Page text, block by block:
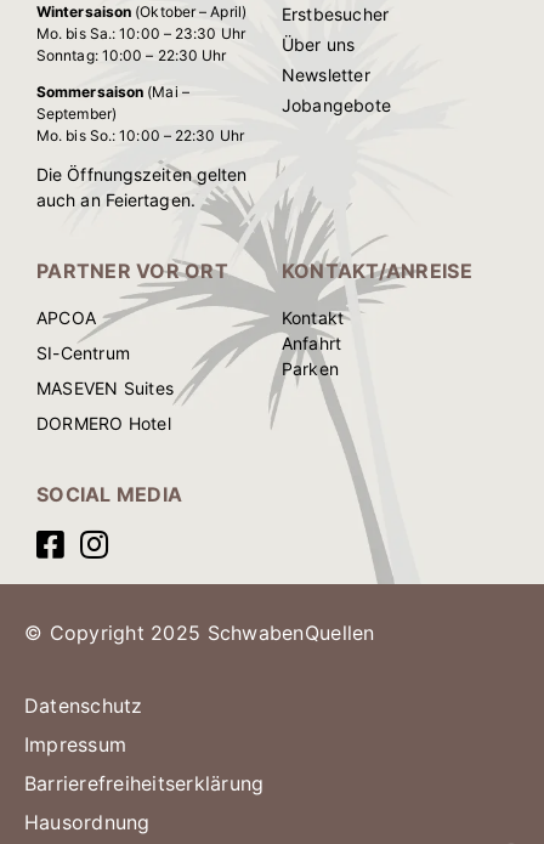
Wintersaison (Oktober – April)
Mo. bis Sa.: 10:00 – 23:30 Uhr
Sonntag: 10:00 – 22:30 Uhr
Sommersaison (Mai –
September)
Mo. bis So.: 10:00 – 22:30 Uhr
Die Öffnungszeiten gelten
auch an Feiertagen.
Erstbesucher
Über uns
Newsletter
Jobangebote
PARTNER VOR ORT
APCOA
SI-Centrum
MASEVEN Suites
DORMERO Hotel
KONTAKT/ANREISE
Kontakt
Anfahrt
Parken
SOCIAL MEDIA
© Copyright 2025 SchwabenQuellen
Datenschutz
Impressum
Barrierefreiheitserklärung
Hausordnung